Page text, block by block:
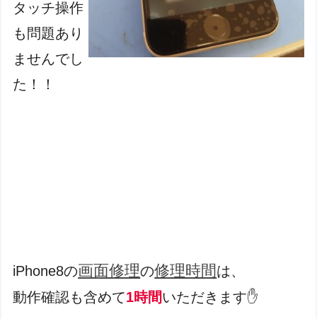
タッチ操作
も問題あり
ませんでし
た！！
iPhone8の画面修理の修理時間は、
動作確認も含めて1時間いただきます✋